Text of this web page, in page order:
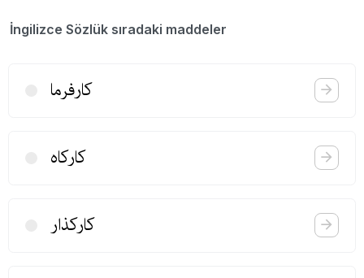
İngilizce Sözlük sıradaki maddeler
كارفرما
كاركاه
كاركذار